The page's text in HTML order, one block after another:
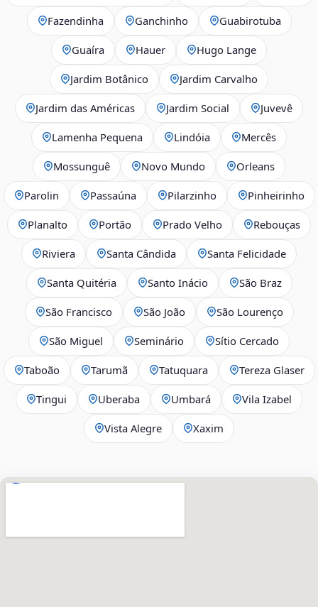
Fazendinha Ganchinho Guabirotuba
Guaíra Hauer Hugo Lange
Jardim Botânico Jardim Carvalho
Jardim das Américas Jardim Social Juvevê
Lamenha Pequena Lindóia Mercês
Mossunguê Novo Mundo Orleans
Parolin Passaúna Pilarzinho Pinheirinho
Planalto Portão Prado Velho Rebouças
Riviera Santa Cândida Santa Felicidade
Santa Quitéria Santo Inácio São Braz
São Francisco São João São Lourenço
São Miguel Seminário Sítio Cercado
Taboão Tarumã Tatuquara Tereza Glaser
Tingui Uberaba Umbará Vila Izabel
Vista Alegre Xaxim